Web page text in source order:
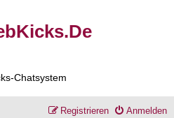
Chatsystem
Anmelden
Registrieren